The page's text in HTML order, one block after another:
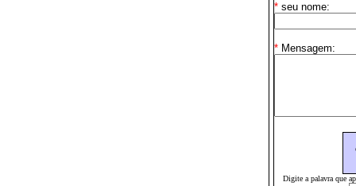
*seu nome:
*Mensagem:
Digite a palavra que